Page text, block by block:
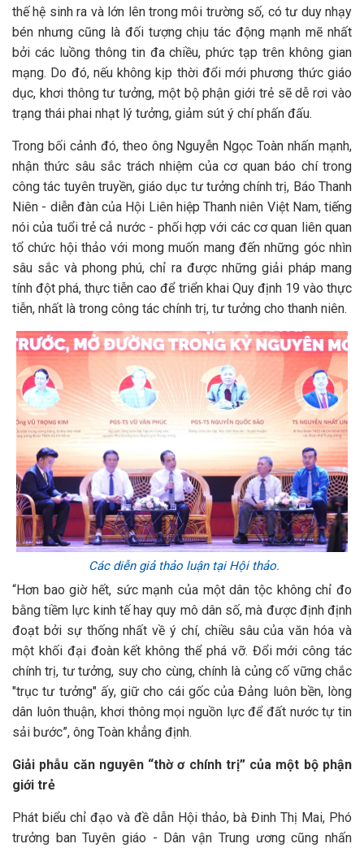
thế hệ sinh ra và lớn lên trong môi trường số, có tư duy nhạy
bén nhưng cũng là đối tượng chịu tác động mạnh mẽ nhất
bởi các luồng thông tin đa chiều, phức tạp trên không gian
mạng. Do đó, nếu không kịp thời đổi mới phương thức giáo
dục, khơi thông tư tưởng, một bộ phận giới trẻ sẽ dễ rơi vào
trạng thái phai nhạt lý tưởng, giảm sút ý chí phấn đấu.
Trong bối cảnh đó, theo ông Nguyễn Ngọc Toàn nhấn mạnh,
nhận thức sâu sắc trách nhiệm của cơ quan báo chí trong
công tác tuyên truyền, giáo dục tư tưởng chính trị, Báo Thanh
Niên - diễn đàn của Hội Liên hiệp Thanh niên Việt Nam, tiếng
nói của tuổi trẻ cả nước - phối hợp với các cơ quan liên quan
tổ chức hội thảo với mong muốn mang đến những góc nhìn
sâu sắc và phong phú, chỉ ra được những giải pháp mang
tính đột phá, thực tiễn cao để triển khai Quy định 19 vào thực
tiễn, nhất là trong công tác chính trị, tư tưởng cho thanh niên.
Các diễn giả thảo luận tại Hội thảo.
“Hơn bao giờ hết, sức mạnh của một dân tộc không chỉ đo
bằng tiềm lực kinh tế hay quy mô dân số, mà được định định
đoạt bởi sự thống nhất về ý chí, chiều sâu của văn hóa và
một khối đại đoàn kết không thể phá vỡ. Đổi mới công tác
chính trị, tư tưởng, suy cho cùng, chính là củng cố vững chắc
"trục tư tưởng" ấy, giữ cho cái gốc của Đảng luôn bền, lòng
dân luôn thuận, khơi thông mọi nguồn lực để đất nước tự tin
sải bước”, ông Toàn khẳng định.
Giải phẫu căn nguyên “thờ ơ chính trị” của một bộ phận
giới trẻ
Phát biểu chỉ đạo và đề dẫn Hội thảo, bà Đinh Thị Mai, Phó
trưởng ban Tuyên giáo - Dân vận Trung ương cũng nhấn